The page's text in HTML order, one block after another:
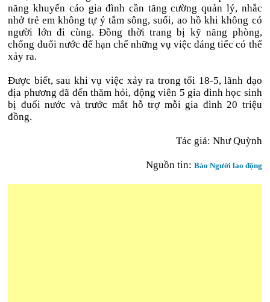
năng khuyến cáo gia đình cần tăng cường quản lý, nhắc
nhở trẻ em không tự ý tắm sông, suối, ao hồ khi không có
người lớn đi cùng. Đồng thời trang bị kỹ năng phòng,
chống đuối nước để hạn chế những vụ việc đáng tiếc có thể
xảy ra.
Được biết, sau khi vụ việc xảy ra trong tối 18-5, lãnh đạo
địa phương đã đến thăm hỏi, động viên 5 gia đình học sinh
bị đuối nước và trước mắt hỗ trợ mỗi gia đình 20 triệu
đồng.
Tác giả: Như Quỳnh
Nguồn tin: Báo Người lao động